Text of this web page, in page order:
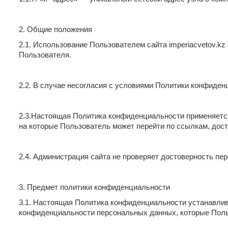
2. Общие положения
2.1. Использование Пользователем сайта
Пользователя.
2.2. В случае несогласия с условиями Политики
2.3.Настоящая Политика конфиденциальности
на которые Пользователь может перейти по ссылкам,
2.4. Администрация сайта не проверяет достоверность
3. Предмет политики конфиденциальности
3.1. Настоящая Политика конфиденциальности
конфиденциальности персональных данных, которые